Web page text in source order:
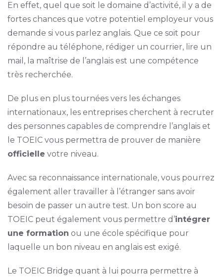
En effet, quel que soit le domaine d’activité, il y a de
fortes chances que votre potentiel employeur vous
demande si vous parlez anglais. Que ce soit pour
répondre au téléphone, rédiger un courrier, lire un
mail, la maîtrise de l’anglais est une compétence
très recherchée.
De plus en plus tournées vers les échanges
internationaux, les entreprises cherchent à recruter
des personnes capables de comprendre l’anglais et
le TOEIC vous permettra de prouver de manière
officielle votre niveau.
Avec sa reconnaissance internationale, vous pourrez
également aller travailler à l’étranger sans avoir
besoin de passer un autre test. Un bon score au
TOEIC peut également vous permettre d’intégrer
une formation ou une école spécifique pour
laquelle un bon niveau en anglais est exigé.
Le TOEIC Bridge quant à lui pourra permettre à